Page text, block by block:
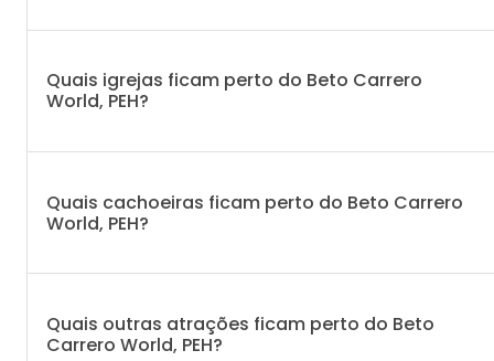
Quais igrejas ficam perto do Beto Carrero
World, PEH?
Quais cachoeiras ficam perto do Beto Carrero
World, PEH?
Quais outras atrações ficam perto do Beto
Carrero World, PEH?